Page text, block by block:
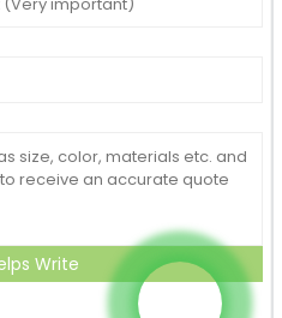
Write